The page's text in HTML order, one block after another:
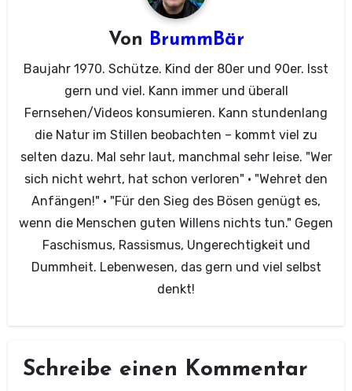
Von BrummBär
Baujahr 1970. Schütze. Kind der 80er und 90er. Isst
gern und viel. Kann immer und überall
Fernsehen/Videos konsumieren. Kann stundenlang
die Natur im Stillen beobachten – kommt viel zu
selten dazu. Mal sehr laut, manchmal sehr leise. "Wer
sich nicht wehrt, hat schon verloren" · "Wehret den
Anfängen!" · "Für den Sieg des Bösen genügt es,
wenn die Menschen guten Willens nichts tun." Gegen
Faschismus, Rassismus, Ungerechtigkeit und
Dummheit. Lebenwesen, das gern und viel selbst
denkt!
Schreibe einen Kommentar